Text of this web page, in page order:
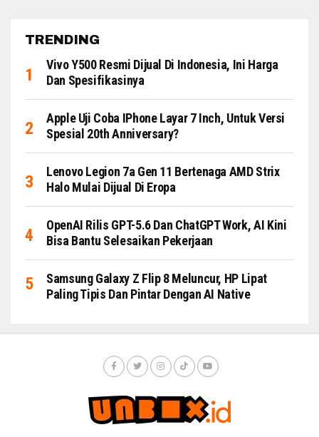
TRENDING
Vivo Y500 Resmi Dijual Di Indonesia, Ini Harga
Dan Spesifikasinya
Apple Uji Coba IPhone Layar 7 Inch, Untuk Versi
Spesial 20th Anniversary?
Lenovo Legion 7a Gen 11 Bertenaga AMD Strix
Halo Mulai Dijual Di Eropa
OpenAI Rilis GPT-5.6 Dan ChatGPT Work, AI Kini
Bisa Bantu Selesaikan Pekerjaan
Samsung Galaxy Z Flip 8 Meluncur, HP Lipat
Paling Tipis Dan Pintar Dengan AI Native